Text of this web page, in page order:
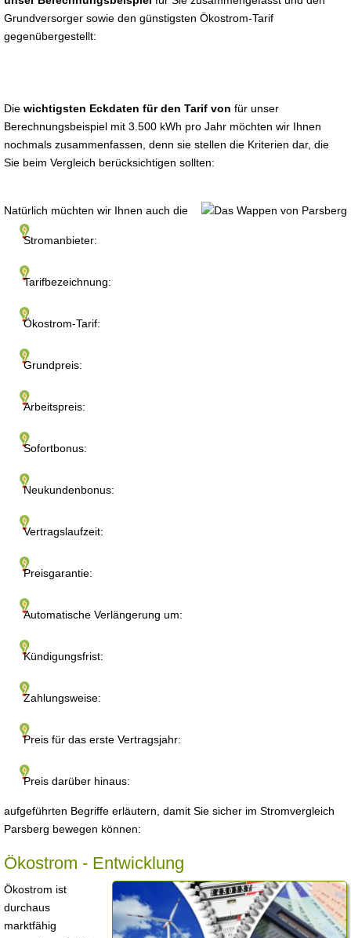
Grundversorger sowie den günstigsten Ökostrom-Tarif
gegenübergestellt:
Die wichtigsten Eckdaten für den Tarif von für unser
Berechnungsbeispiel mit 3.500 kWh pro Jahr möchten wir Ihnen
nochmals zusammenfassen, denn sie stellen die Kriterien dar, die
Sie beim Vergleich berücksichtigen sollten:
Stromanbieter:
Tarifbezeichnung:
Ökostrom-Tarif:
Grundpreis:
Arbeitspreis:
Sofortbonus:
Neukundenbonus:
Vertragslaufzeit:
Preisgarantie:
Automatische Verlängerung um:
Kündigungsfrist:
Zahlungsweise:
Preis für das erste Vertragsjahr:
Preis darüber hinaus:
Natürlich müchten wir Ihnen auch die
aufgeführten Begriffe erläutern, damit Sie sicher im Stromvergleich
Parsberg bewegen können:
Ökostrom - Entwicklung
Ökostrom ist
durchaus
marktfähig